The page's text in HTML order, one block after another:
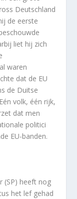
Deutschland
de eerste
liet hij zich
waren
dat de EU
de Duitse
volk, één rijk,
dat men
politici
EU-banden.
(SP) heeft nog
het lef gehad